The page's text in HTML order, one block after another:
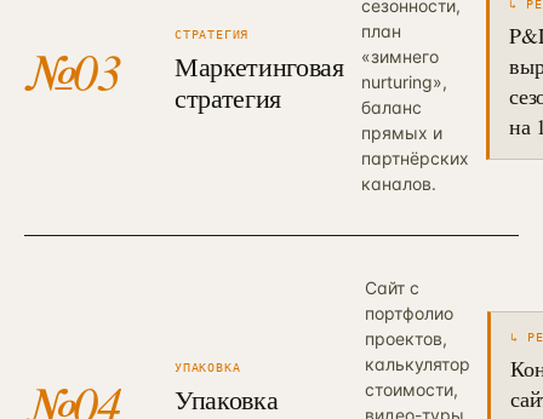
№03
СТРАТЕГИЯ
Маркетинговая
стратегия
сезонности,
план
«зимнего
nurturing»,
баланс
прямых и
партнёрских
каналов.
↳
на
№04
УПАКОВКА
Упаковка
Сайт с
портфолио
проектов,
калькулятор
стоимости,
видео-туры,
↳